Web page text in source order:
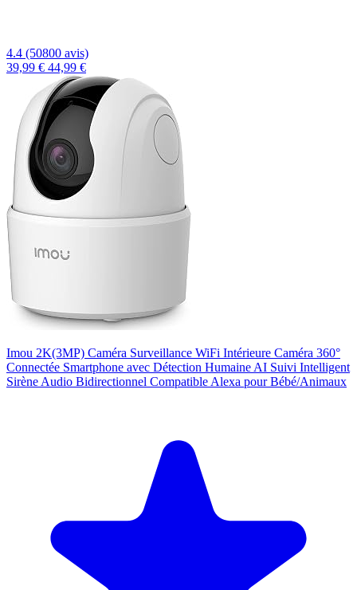
4.4 (50800 avis)
39,99 € 44,99 €
Imou 2K(3MP) Caméra Surveillance WiFi Intérieure Caméra 360°
Connectée Smartphone avec Détection Humaine AI Suivi Intelligent
Sirène Audio Bidirectionnel Compatible Alexa pour Bébé/Animaux